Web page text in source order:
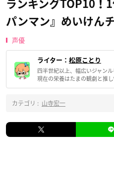
ランキングTOP10！
パンマン』めいけん
声優
ライター： 松原ことり
四半世紀以上、幅広いジャン
現在の栄養はたまの観劇と推し
カテゴリ : 山寺宏一